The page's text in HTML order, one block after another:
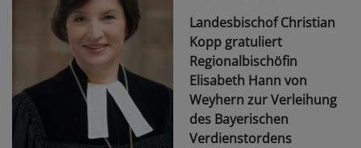
Landesbischof Christian
Kopp gratuliert
Regionalbischöfin
Elisabeth Hann von
Weyhern zur Verleihung
des Bayerischen
Verdienstordens